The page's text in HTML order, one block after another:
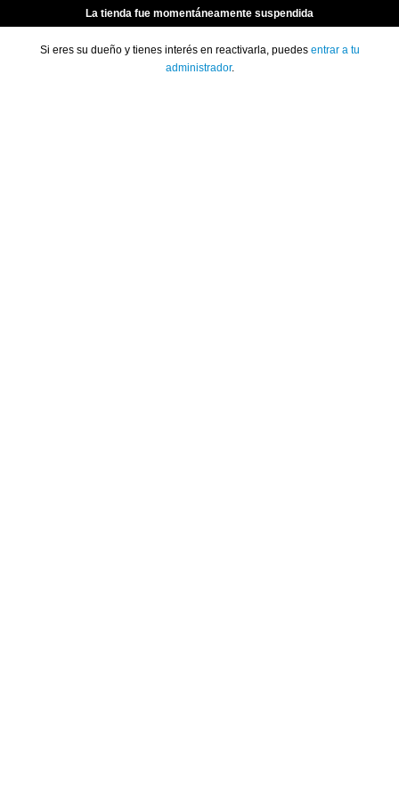
La tienda fue momentáneamente suspendida
Si eres su dueño y tienes interés en reactivarla, puedes entrar a tu
administrador.